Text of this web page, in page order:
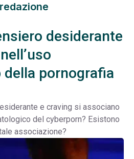
desiderante
pornografia
e craving si associano
del cyberporn? Esistono
associazione?